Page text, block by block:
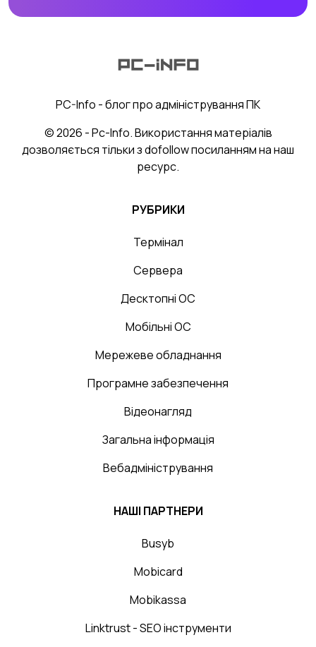
PC-Info - блог про адміністрування ПК
© 2026 - Pc-Info. Використання матеріалів
дозволяється тільки з dofollow посиланням на наш
ресурс.
РУБРИКИ
Термінал
Сервера
Десктопні ОС
Мобільні ОС
Мережеве обладнання
Програмне забезпечення
Відеонагляд
Загальна інформація
Вебадміністрування
НАШІ ПАРТНЕРИ
Busyb
Mobicard
Mobikassa
Linktrust - SEO інструменти